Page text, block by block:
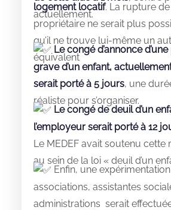
actuellement.
logement locatif. La rupture
propriétaire ne serait plus
qu’il ne trouve lui-même un
équivalent
Le congé d’annonce
grave d’un enfant,
serait porté à 5 jours, une
réaliste pour s’organiser.
Le congé de deuil d’un
l’employeur serait porté à 12
Le MEDEF avait soutenu cette
au sein de la loi « deuil d’un
Enfin, une
associations, assistantes
administrations serait